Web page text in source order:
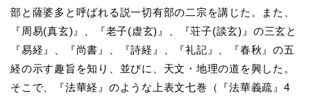
部と薩婆多と呼ばれる説一切有部の二宗を講じた。また、
『周易(真玄)』、『老子(虚玄)』、『荘子(談玄)』の三玄と
『易経』、『尚書』、『詩経』、『礼記』、『春秋』の五
経の示す趣旨を知り、並びに、天文・地理の道を興した。
そこで、『法華経』のような上表文七巻（『法華義疏』4